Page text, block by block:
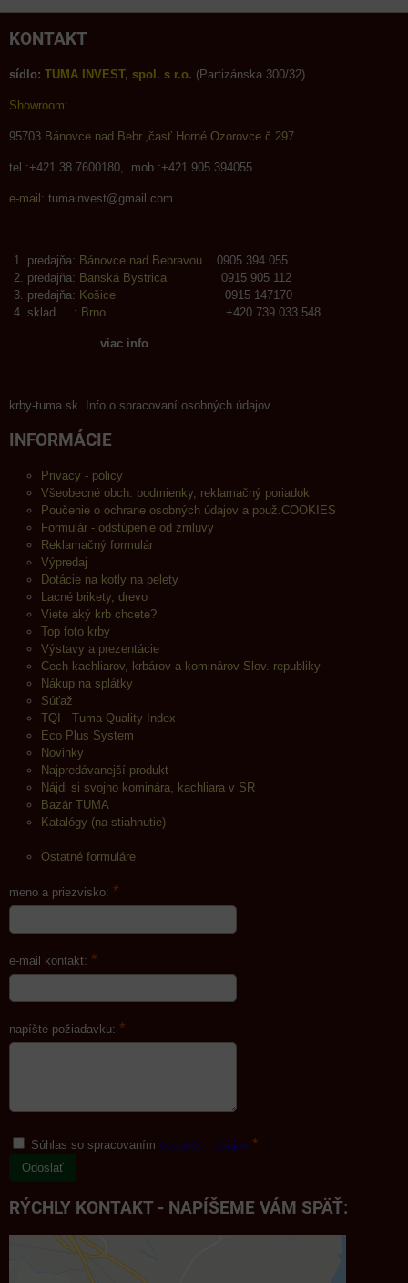
KONTAKT
sídlo: TUMA INVEST, spol. s r.o. (Partizánska 300/32)
Showroom:
95703 Bánovce nad Bebr.,časť Horné Ozorovce č.297
tel.:+421 38 7600180, mob.:+421 905 394055
e-mail: tumainvest@gmail.com
predajňa: Bánovce nad Bebravou 0905 394 055
predajňa: Banská Bystrica 0915 905 112
predajňa: Košice 0915 147170
sklad : Brno +420 739 033 548
viac info
krby-tuma.sk Info o spracovaní osobných údajov.
INFORMÁCIE
Privacy - policy
Všeobecné obch. podmienky, reklamačný poriadok
Poučenie o ochrane osobných údajov a použ.COOKIES
Formulár - odstúpenie od zmluvy
Reklamačný formulár
Výpredaj
Dotácie na kotly na pelety
Lacné brikety, drevo
Viete aký krb chcete?
Top foto krby
Výstavy a prezentácie
Cech kachliarov, krbárov a kominárov Slov. republiky
Nákup na splátky
Súťaž
TQI - Tuma Quality Index
Eco Plus System
Novinky
Najpredávanejší produkt
Nájdi si svojho kominára, kachliara v SR
Bazár TUMA
Katalógy (na stiahnutie)
Ostatné formuláre
meno a priezvisko: *
e-mail kontakt: *
napíšte požiadavku: *
Súhlas so spracovaním osobných údajov *
Odoslať
RÝCHLY KONTAKT - NAPÍŠEME VÁM SPÄŤ: